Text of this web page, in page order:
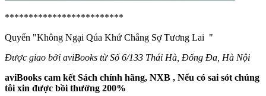
*************************
Quyển "Không Ngại Qúa Khứ Chẳng Sợ Tương Lai "
Được giao bởi aviBooks từ Số 6/133 Thái Hà, Đống Đa, Hà Nội
aviBooks cam kết Sách chính hãng, NXB , Nếu có sai sót chúng
tôi xin được bồi thường 200%